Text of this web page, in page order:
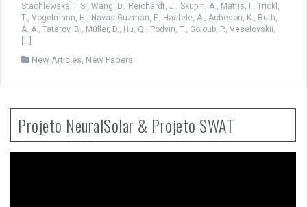
Stachlewska, I. S., Wang, D., Reichardt, J., Skupin, A., Mattis, I., Trickl,
T., Vogelmann, H., Navas-Guzmán, F., Haefele, A., Acheson, K., Ruth,
A. A., Tatarov, B., Müller, D., Hu, Q., Podvin, T., Goloub, P., Veselovskii,
New Articles New Papers
Projeto NeuralSolar & Projeto SWAT